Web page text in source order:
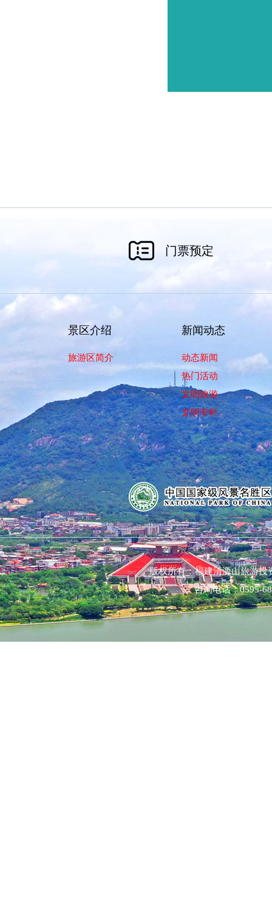
门票预定
景区介绍
旅游区简介
新闻动态
动态新闻
热门活动
文明旅游
文明专栏
版权所有：福建清源山旅游
咨询电话：0595-